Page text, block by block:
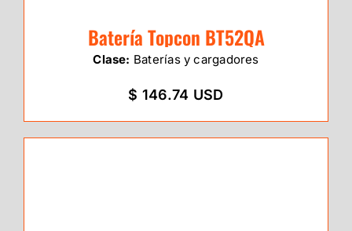
Batería Topcon BT52QA
Clase: Baterías y cargadores
$ 146.74 USD